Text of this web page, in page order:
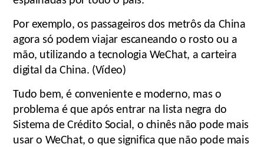
Por exemplo, os passageiros dos metrôs da China
agora só podem viajar escaneando o rosto ou a
mão, utilizando a tecnologia WeChat, a carteira
digital da China. (Vídeo)
Tudo bem, é conveniente e moderno, mas o
problema é que após entrar na lista negra do
Sistema de Crédito Social, o chinês não pode mais
usar o WeChat, o que significa que não pode mais